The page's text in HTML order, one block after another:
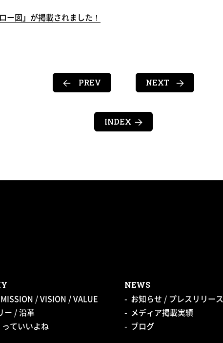
ー図」が掲載されました！
PREV NEXT
INDEX
/ VISION / VALUE
ー / 沿革
っていいよね
NEWS
お知らせ / プレスリリース
メディア掲載実績
ブログ